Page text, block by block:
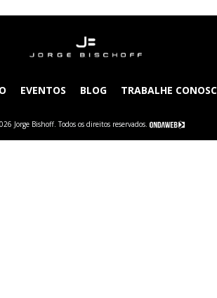
EVENTOS BLOG TRABALHE
Jorge Bishoff. Todos os direitos reservados.